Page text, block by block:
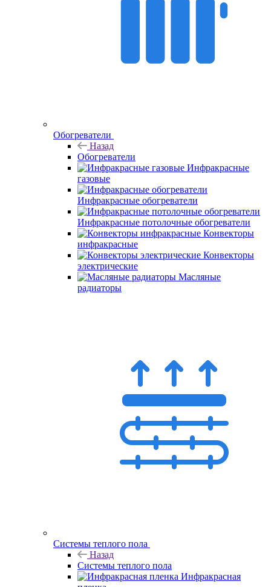
Обогреватели
Назад
Обогреватели
Инфракрасные
газовые
Инфракрасные обогреватели
Инфракрасные потолочные обогреватели
Конвекторы
инфракрасные
Конвекторы
электрические
Масляные
радиаторы
Системы теплого пола
Назад
Системы теплого пола
Инфракрасная